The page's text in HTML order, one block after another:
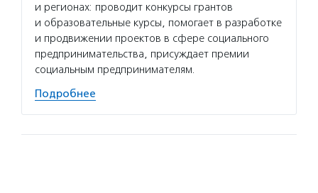
и регионах: проводит конкурсы грантов
и образовательные курсы, помогает в разработке
и продвижении проектов в сфере социального
предпринимательства, присуждает премии
социальным предпринимателям.
Подробнее